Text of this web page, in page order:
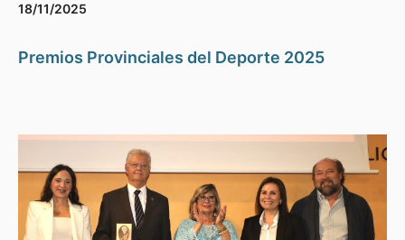
18/11/2025
Premios Provinciales del Deporte 2025